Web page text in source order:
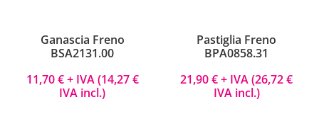
Ganascia Freno
BSA2131.00
11,70€+ IVA (14,27€
IVA incl.)
Pastiglia Freno
BPA0858.31
21,90€+ IVA (26,72€
IVA incl.)